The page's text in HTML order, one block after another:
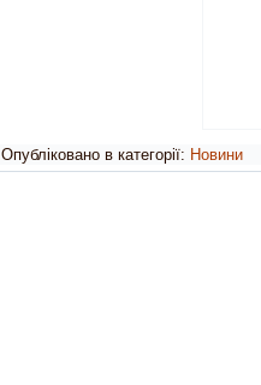
Опубліковано в категорії: Новини